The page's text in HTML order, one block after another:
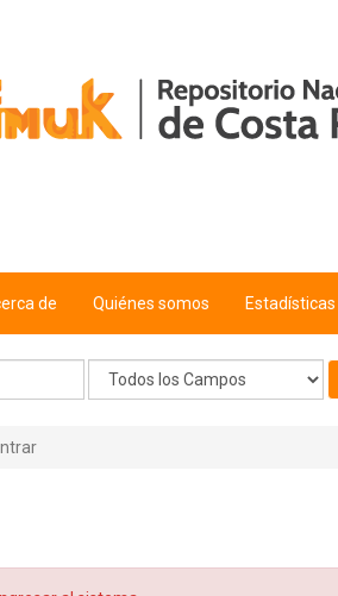
de Quiénes somos Estadísticas